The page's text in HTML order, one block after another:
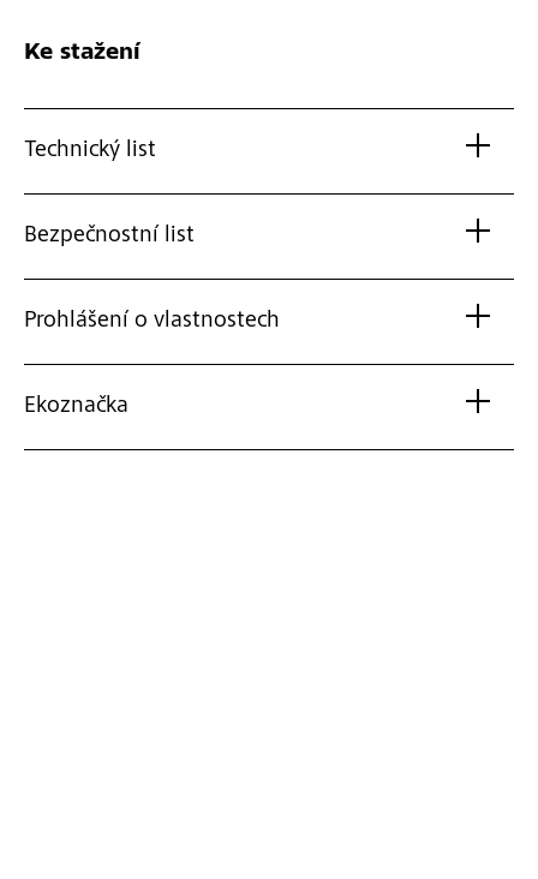
Ke stažení
Technický list
Bezpečnostní list
Prohlášení o vlastnostech
Ekoznačka